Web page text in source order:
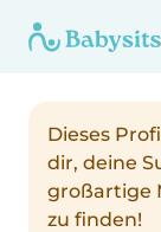
Dieses
dir, deine
großartige
zu finden!